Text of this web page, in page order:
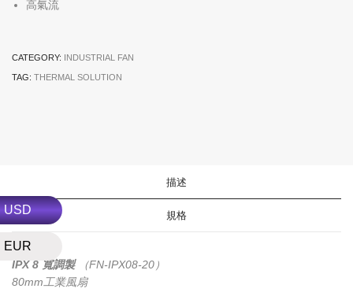
USD
EUR
高氣流
CATEGORY: INDUSTRIAL FAN
TAG: THERMAL SOLUTION
描述
規格
IPX 8 寬調製
（FN-IPX08-20）
80mm工業風扇